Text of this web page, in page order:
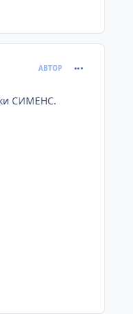
АВТОР
СИМЕНС.